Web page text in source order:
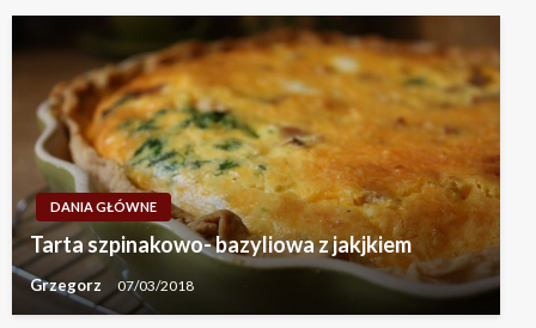
DANIA GŁÓWNE
Tarta szpinakowo- bazyliowa z jakjkiem
Grzegorz 07/03/2018